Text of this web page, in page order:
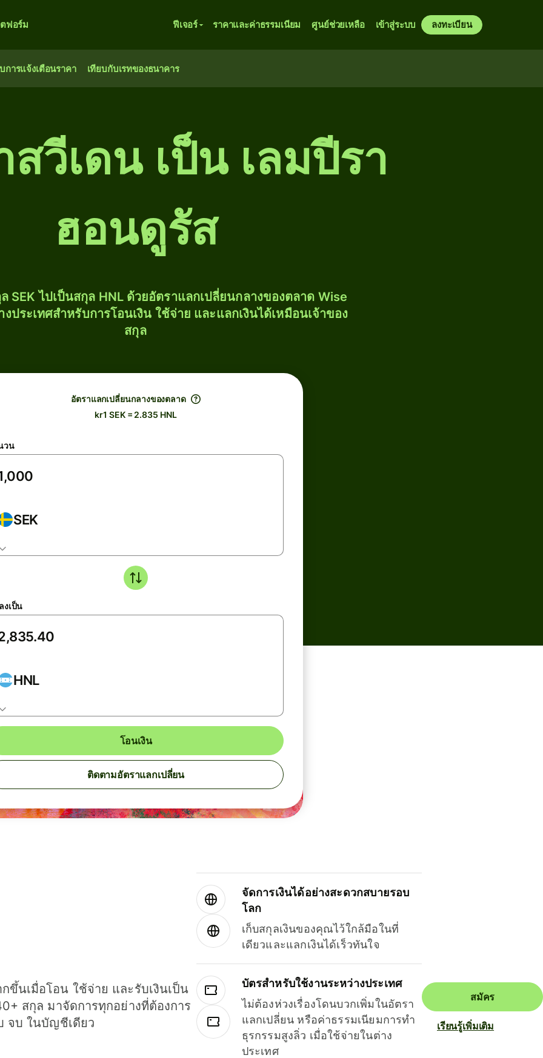
ฟอร์ม ฟีเจอร์ ราคาและค่าธรรมเนียม ศูนย์ช่วยเหลือ เข้าสู่ระบบ ลงทะเบียน
การแจ้งเตือนราคา เทียบกับเรทของธนาคาร
วีเดน เป็น เลมปีรา
ฮอนดูรัส
SEK ไปเป็นสกุล HNL ด้วยอัตราแลกเปลี่ยนกลางของตลาด Wise
ประเทศสำหรับการโอนเงิน ใช้จ่าย และแลกเงินได้เหมือนเจ้าของ
สกุล
อัตราแลกเปลี่ยนกลางของตลาด
kr1 SEK = 2.835 HNL
วน
SEK
งเป็น
HNL
โอนเงิน
ติดตามอัตราแลกเปลี่ยน
ขึ้นเมื่อโอน ใช้จ่าย และรับเงินเป็น
สกุล มาจัดการทุกอย่างที่ต้องการ
จบ ในบัญชีเดียว
จัดการเงินได้อย่างสะดวกสบายรอบ
โลก
เก็บสกุลเงินของคุณไว้ใกล้มือในที่
เดียวและแลกเงินได้เร็วทันใจ
บัตรสำหรับใช้งานระหว่างประเทศ
ไม่ต้องห่วงเรื่องโดนบวกเพิ่มในอัตรา
แลกเปลี่ยน หรือค่าธรรมเนียมการทำ
ธุรกรรมสูงลิ่ว เมื่อใช้จ่ายในต่าง
ประเทศ
สมัคร
เรียนรู้เพิ่มเติม